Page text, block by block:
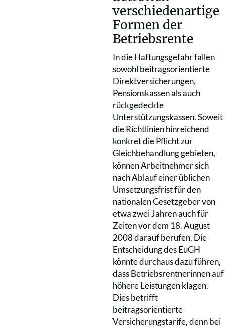
verschiedenartige
Formen der
Betriebsrente
In die Haftungsgefahr fallen
sowohl beitragsorientierte
Direktversicherungen,
Pensionskassen als auch
rückgedeckte
Unterstützungskassen. Soweit
die Richtlinien hinreichend
konkret die Pflicht zur
Gleichbehandlung gebieten,
können Arbeitnehmer sich
nach Ablauf einer üblichen
Umsetzungsfrist für den
nationalen Gesetzgeber von
etwa zwei Jahren auch für
Zeiten vor dem 18. August
2008 darauf berufen. Die
Entscheidung des EuGH
könnte durchaus dazu führen,
dass Betriebsrentnerinnen auf
höhere Leistungen klagen.
Dies betrifft
beitragsorientierte
Versicherungstarife, denn bei